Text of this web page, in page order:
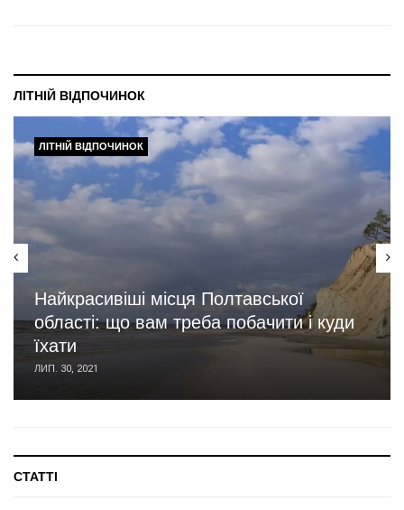
ЛІТНІЙ ВІДПОЧИНОК
ЛІТНІЙ ВІДПОЧИНОК
Найкрасивіші місця Полтавської
області: що вам треба побачити і куди
їхати
ЛИП. 30, 2021
СТАТТІ